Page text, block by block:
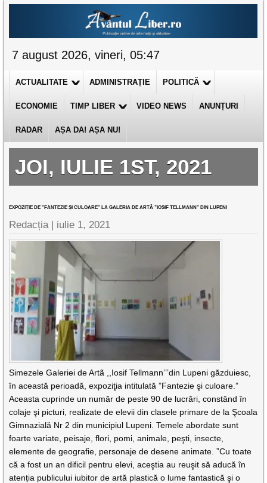
7 august 2026, vineri, 05:47
ACTUALITATE ADMINISTRAȚIE POLITICĂ
ECONOMIE TIMP LIBER VIDEO NEWS ANUNȚURI
RADAR AȘA DA! AȘA NU!
JOI, IULIE 1ST, 2021
EXPOZIȚIE DE ”FANTEZIE ȘI CULOARE” LA GALERIA DE ARTĂ ”IOSIF TELLMANN” DIN LUPENI
Redacția | iulie 1, 2021
Simezele Galeriei de Artã ,,Iosif Tellmann’’’din Lupeni găzduiesc,
în această perioadă, expoziţia intitulată ”Fantezie şi culoare.”
Aceasta cuprinde un număr de peste 90 de lucrări, constând în
colaje şi picturi, realizate de elevii din clasele primare de la Şcoala
Gimnazială Nr 2 din municipiul Lupeni. Temele abordate sunt
foarte variate, peisaje, flori, pomi, animale, peşti, insecte,
elemente de geografie, personaje de desene animate. ”Cu toate
că a fost un an dificil pentru elevi, aceştia au reuşit să aducă în
atenția publicului iubitor de artă plastică o lume fantastică şi o